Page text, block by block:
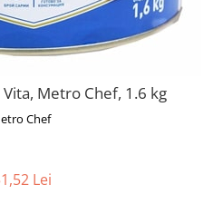
bazaMetro Chef, 1.6 kg
Chef
Lei